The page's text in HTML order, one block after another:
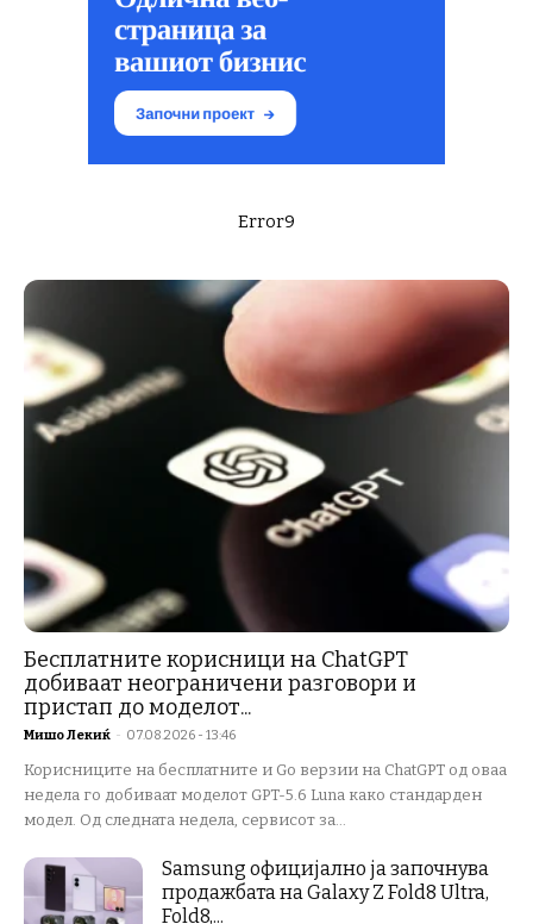
Error9
Бесплатните корисници на ChatGPT
добиваат неограничени разговори и
пристап до моделот...
Мишо Лекиќ - 07.08.2026 - 13:46
Корисниците на бесплатните и Go верзии на ChatGPT од оваа
недела го добиваат моделот GPT-5.6 Luna како стандарден
модел. Од следната недела, сервисот за...
Samsung официјално ја започнува
продажбата на Galaxy Z Fold8 Ultra,
Fold8,...